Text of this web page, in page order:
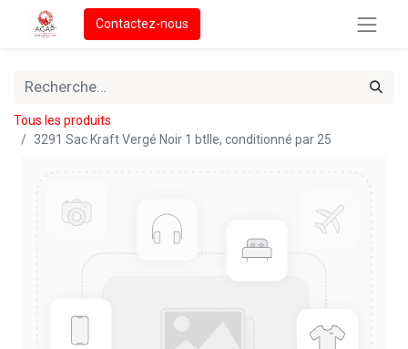
Contactez-nous
Tous les produits
3291 Sac Kraft Vergé Noir 1 btlle, conditionné par 25